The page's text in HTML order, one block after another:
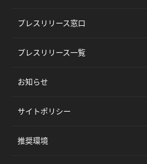
プレスリリース窓口
プレスリリース一覧
お知らせ
サイトポリシー
推奨環境